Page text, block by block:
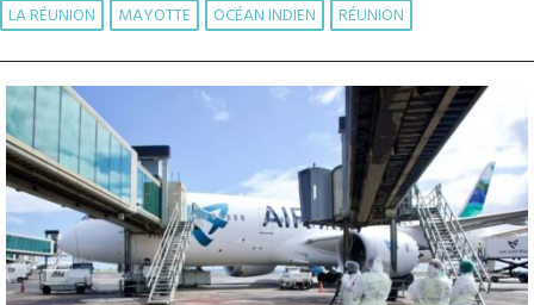
LA RÉUNION
MAYOTTE OCÉAN INDIEN RÉUNION